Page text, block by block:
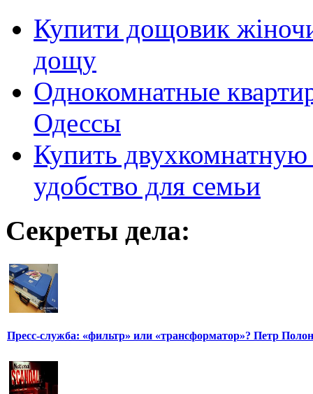
Купити дощовик
дощу
Однокомнатные
Одессы
Купить
удобство для семьи
Секреты дела:
Пресс-служба: «фильтр» или «трансформатор»? Петр